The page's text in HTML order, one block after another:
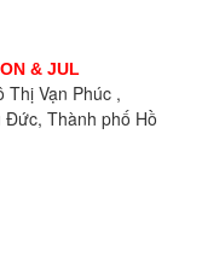
& JUL
Vạn Phúc ,
Đức, Thành phố Hồ